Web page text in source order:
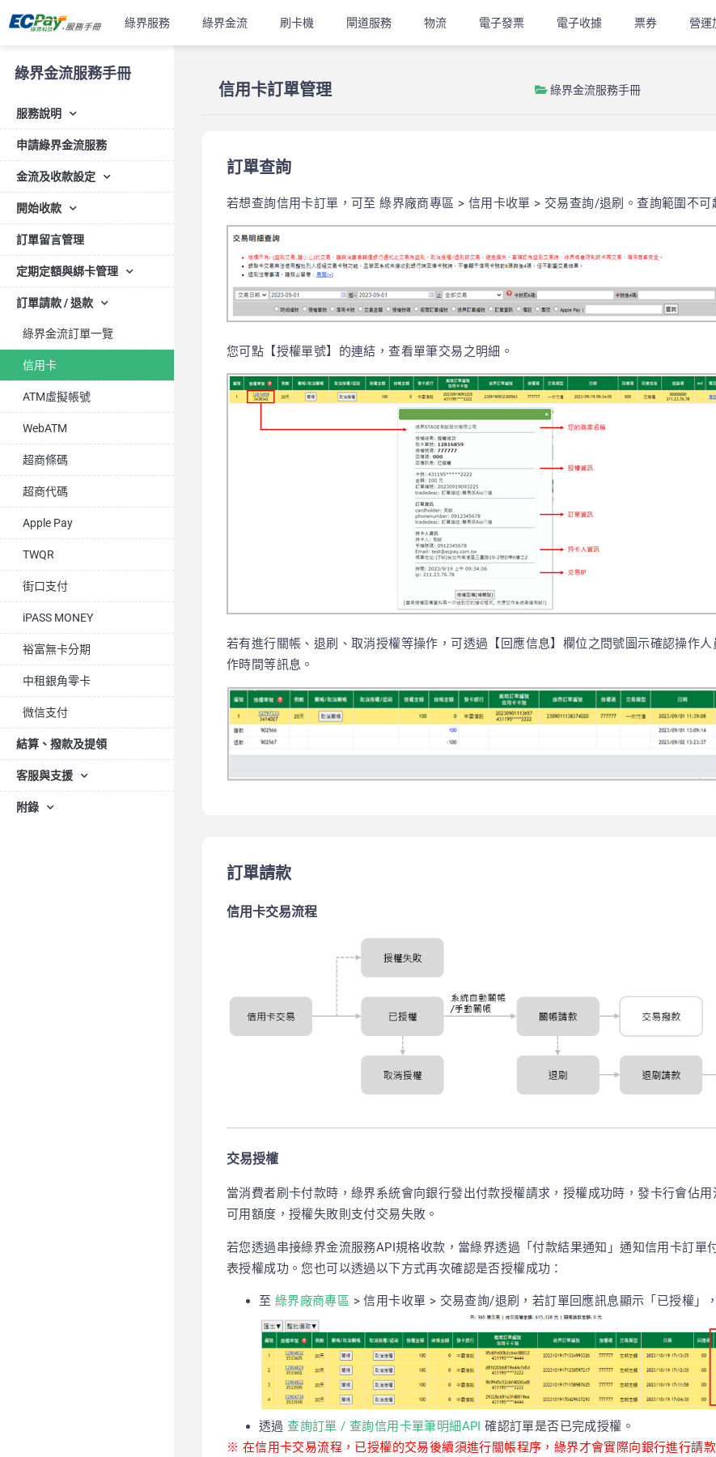
綠界服務 綠界金流 刷卡機 閘道服務 物流 電子發票 電子收據 票券 營運
綠界金流服務手冊
服務說明
申請綠界金流服務
金流及收款設定
開始收款
訂單留言管理
定期定額與綁卡管理
訂單請款 / 退款
綠界金流訂單一覽
信用卡
ATM虛擬帳號
WebATM
超商條碼
超商代碼
Apple Pay
TWQR
街口支付
iPASS MONEY
裕富無卡分期
中租銀角零卡
微信支付
結算、撥款及提領
客服與支援
附錄
信用卡訂單管理 綠界金流服務手冊
訂單查詢
若想查詢信用卡訂單，可至 綠界廠商專區 > 信用卡收單 > 交易查詢/退刷。查詢範圍不可
您可點【授權單號】的連結，查看單筆交易之明細。
若有進行關帳、退刷、取消授權等操作，可透過【回應信息】欄位之問號圖示確認操作人
作時間等訊息。
訂單請款
信用卡交易流程
交易授權
當消費者刷卡付款時，綠界系統會向銀行發出付款授權請求，授權成功時，發卡行會佔用
可用額度，授權失敗則支付交易失敗。
若您透過串接綠界金流服務API規格收款，當綠界透過「付款結果通知」通知信用卡訂單
表授權成功。您也可以透過以下方式再次確認是否授權成功：
至 綠界廠商專區 > 信用卡收單 > 交易查詢/退刷，若訂單回應訊息顯示「已授權」
透過查詢訂單 / 查詢信用卡單筆明細API 確認訂單是否已完成授權。
※ 在信用卡交易流程，已授權的交易後續須進行關帳程序，綠界才會實際向銀行進行請